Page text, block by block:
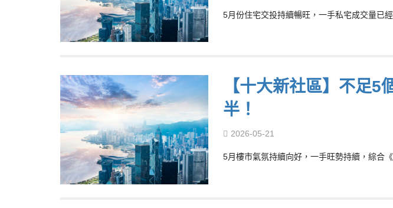
5月份住宅交投持續暢旺，一手私宅成交量已
【十大新社區】不足
半！
2026-05-21
5月樓市氣氛持續向好，一手旺勢持續，綜合